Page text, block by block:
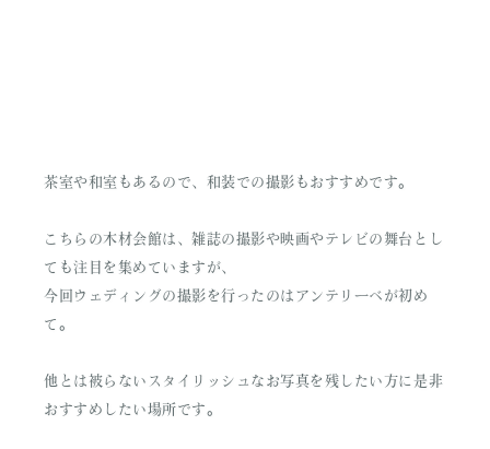
茶室や和室もあるので、和装での撮影もおすすめです。
こちらの木材会館は、雑誌の撮影や映画やテレビの舞台とし
ても注目を集めていますが、
今回ウェディングの撮影を行ったのはアンテリーベが初め
て。
他とは被らないスタイリッシュなお写真を残したい方に是非
おすすめしたい場所です。